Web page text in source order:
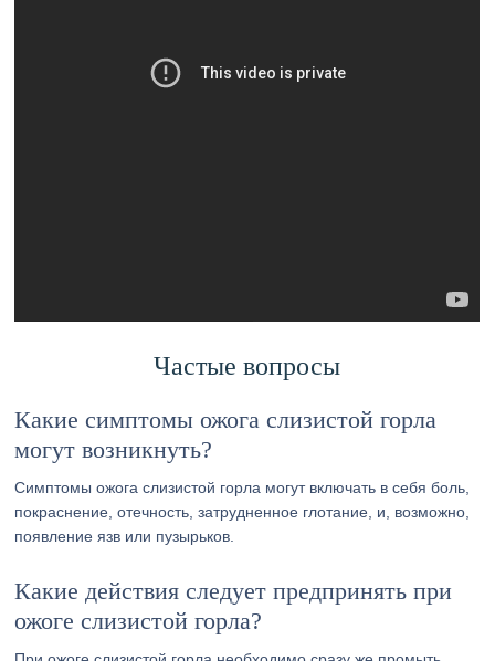
Частые вопросы
Какие симптомы ожога слизистой горла
могут возникнуть?
Симптомы ожога слизистой горла могут включать в себя боль,
покраснение, отечность, затрудненное глотание, и, возможно,
появление язв или пузырьков.
Какие действия следует предпринять при
ожоге слизистой горла?